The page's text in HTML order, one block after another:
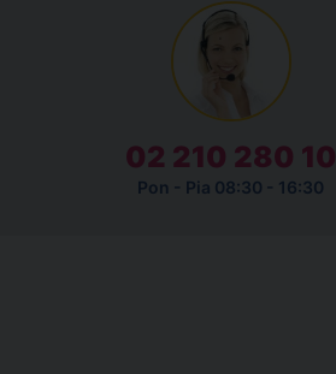
02 210 280 10
Pon - Pia 08:30 - 16:30